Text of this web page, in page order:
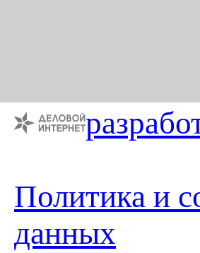
Политика и
данных